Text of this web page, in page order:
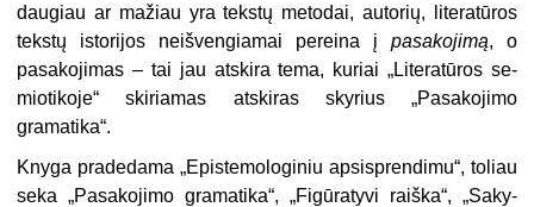
daugiau ar mažiau yra tekstų metodai, autorių, literatūros
tekstų istorijos neišvengiamai pereina į pasakojimą, o
pasakojimas – tai jau atskira tema, kuriai „Literatūros se­
miotikoje“ skiriamas atskiras skyrius „Pasakojimo
gramatika“.
Knyga pradedama „Epistemologiniu apsisprendimu“, toliau
seka „Pasakojimo gramatika“, „Figūratyvi raiška“, „Saky­